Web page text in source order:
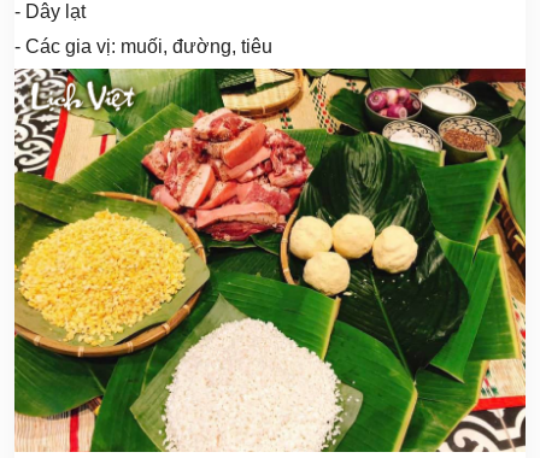
- Dây lạt
- Các gia vị: muối, đường, tiêu